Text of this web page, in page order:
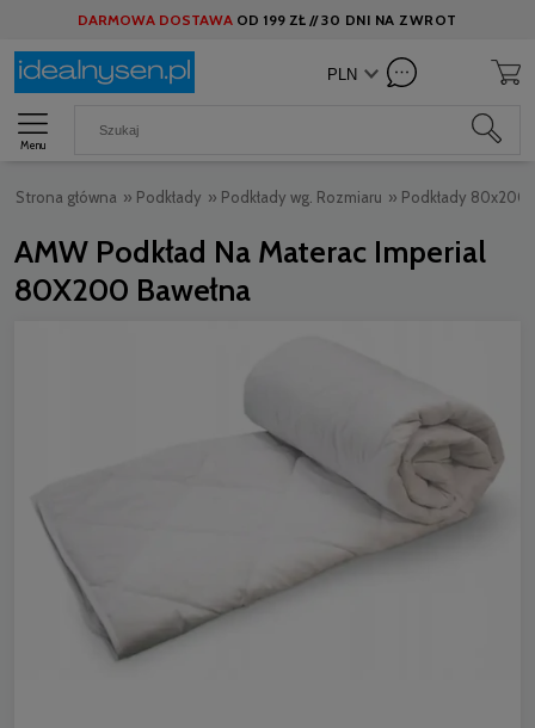
DARMOWA DOSTAWA OD 199 ZŁ //30 DNI NA ZWROT
Menu
Strona główna » Podkłady » Podkłady wg. Rozmiaru » Podkłady 80x200
AMW Podkład Na Materac Imperial
80X200 Bawełna